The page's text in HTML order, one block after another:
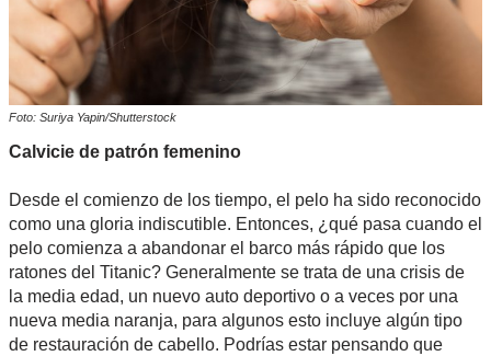
Foto: Suriya Yapin/Shutterstock
Calvicie de patrón femenino
Desde el comienzo de los tiempo, el pelo ha sido reconocido
como una gloria indiscutible. Entonces, ¿qué pasa cuando el
pelo comienza a abandonar el barco más rápido que los
ratones del Titanic? Generalmente se trata de una crisis de
la media edad, un nuevo auto deportivo o a veces por una
nueva media naranja, para algunos esto incluye algún tipo
de restauración de cabello. Podrías estar pensando que